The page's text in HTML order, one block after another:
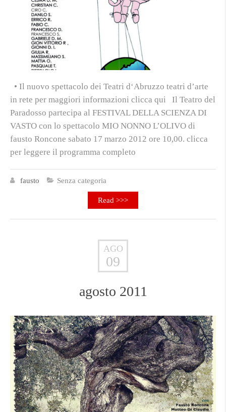
• Il nuovo spettacolo dei Teatri d‘Abruzzo teatri d’arte
in rete per maggiori informazioni clicca qui Il Teatro del
Paradosso partecipa al FESTIVAL DELLA SCIENZA DI
VASTO con lo spettacolo MIO NONNO L’OLIVO di
fausto Roncone sabato 17 marzo 2012 ore 10,00. clicca
per leggere il programma completo
fausto Senza categoria
Read >>>
AGO
09
agosto 2011